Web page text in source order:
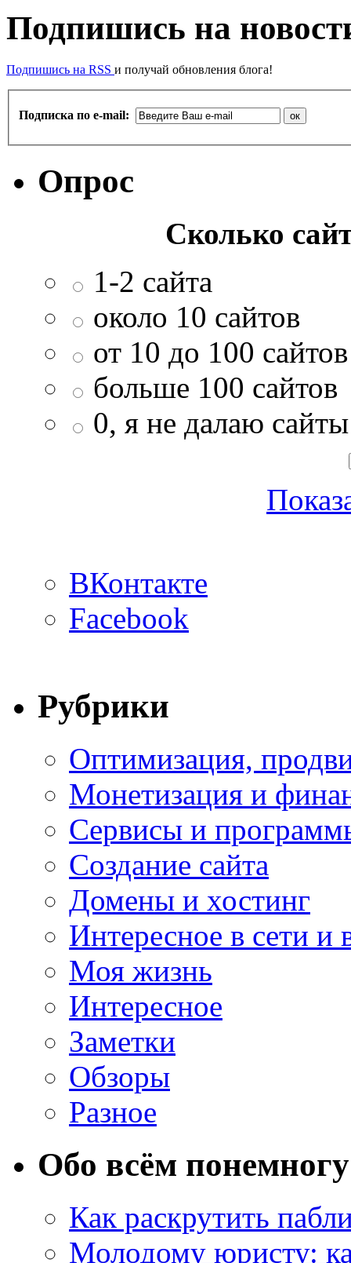
Подпишись на
Подпишись на RSS и получай обновления блога!
Подписка по e-mail:
Опрос
Сколько
1-2 сайта
около 10 сайтов
от 10 до 100 сайтов
больше 100 сайтов
0, я не далаю сайты
ВКонтакте
Facebook
Рубрики
Оптимизация,
Монетизация и
Сервисы и
Создание сайта
Домены и хостинг
Интересное в сети и
Моя жизнь
Интересное
Заметки
Обзоры
Разное
Обо всём понемногу
Как раскрутить
Молодому юристу: